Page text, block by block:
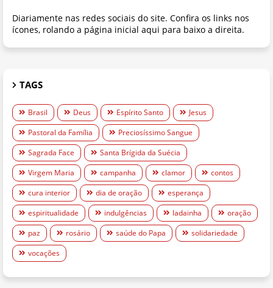
Diariamente nas redes sociais do site. Confira os links nos
ícones, rolando a página inicial aqui para baixo a direita.
TAGS
Brasil Deus Espírito Santo
Jesus
Pastoral da Família
Preciosíssimo Sangue
Sagrada Face
Santa Brígida da Suécia
Virgem Maria
campanha clamor
contos
cura interior
dia de oração
esperança
espiritualidade
indulgências ladainha
oração
paz
rosário saúde do Papa
solidariedade
vocações